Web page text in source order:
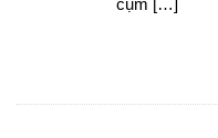
cụm […]